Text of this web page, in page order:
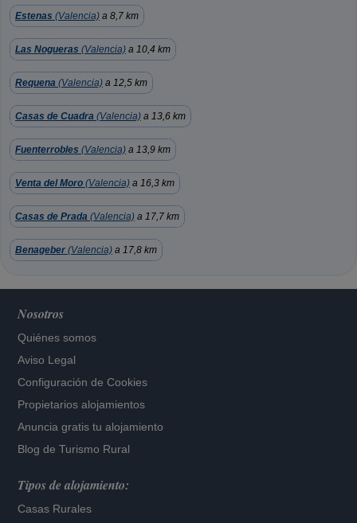
Estenas (Valencia) a 8,7 km
Las Nogueras (Valencia) a 10,4 km
Requena (Valencia) a 12,5 km
Casas de Cuadra (Valencia) a 13,6 km
Fuenterrobles (Valencia) a 13,9 km
Venta del Moro (Valencia) a 16,3 km
Casas de Prada (Valencia) a 17,7 km
Benageber (Valencia) a 17,8 km
Nosotros
Quiénes somos
Aviso Legal
Configuración de Cookies
Propietarios alojamientos
Anuncia gratis tu alojamiento
Blog de Turismo Rural
Tipos de alojamiento:
Casas Rurales